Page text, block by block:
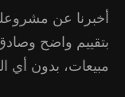
بتقييم واضح
مبيعات، بدون أي